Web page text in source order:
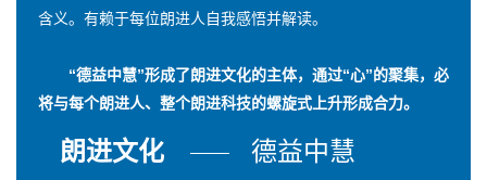
含义。有赖于每位朗进人自我感悟并解读。
“德益中慧”形成了朗进文化的主体，通过“心”的聚集，必
将与每个朗进人、整个朗进科技的螺旋式上升形成合力。
朗进文化 德益中慧